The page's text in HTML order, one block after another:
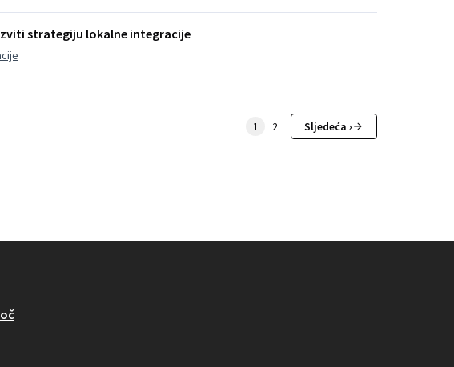
strategiju lokalne integracije
1 2 Sljedeća ›